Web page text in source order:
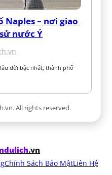
Naples – nơi giao
nước Ý
đời bậc nhất, thành phố
All rights reserved.
.vn
Chính Sách Bảo MậtLiên Hệ